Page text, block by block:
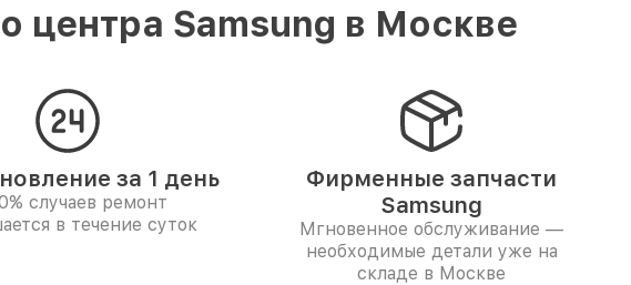
центра Samsung в Москве
за 1 день
случаев ремонт
в течение суток
Фирменные запчасти
Samsung
Мгновенное обслуживание —
необходимые детали уже на
складе в Москве